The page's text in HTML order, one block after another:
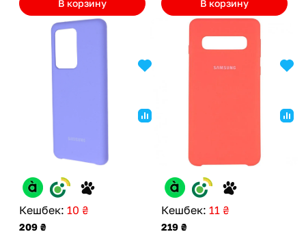
В корзину В корзину
Кешбек: 10 ₴
209 ₴
Кешбек: 11 ₴
219 ₴